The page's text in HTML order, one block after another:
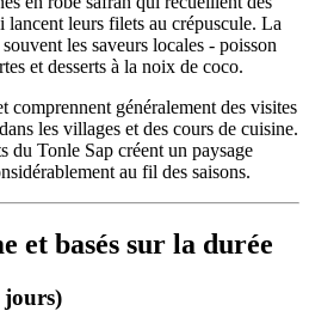
lancent leurs filets au crépuscule. La
les saveurs locales - poisson
et desserts à la noix de coco.
comprennent généralement des visites
les villages et des cours de cuisine.
du Tonle Sap créent un paysage
au fil des saisons.
et basés sur la durée
jours)